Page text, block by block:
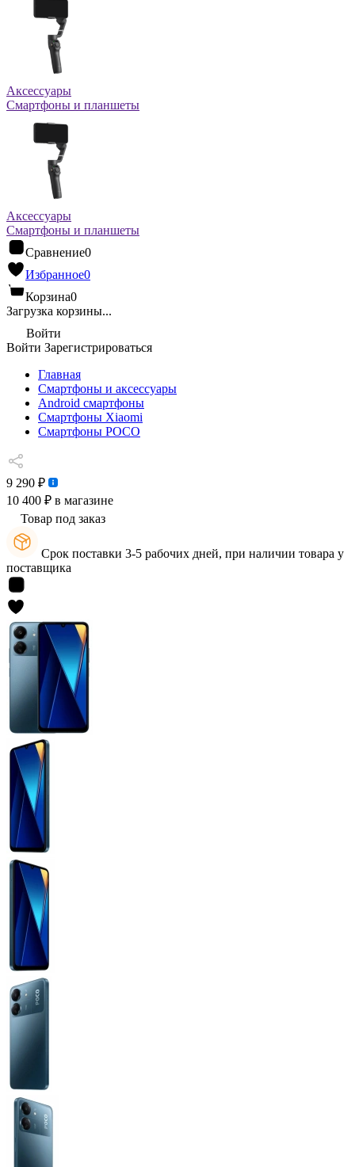
Аксессуары
Смартфоны и планшеты
Аксессуары
Смартфоны и планшеты
Сравнение0
Избранное0
Корзина0
Загрузка корзины...
Войти
Войти Зарегистрироваться
Главная
Смартфоны и аксессуары
Android cмартфоны
Смартфоны Xiaomi
Смартфоны POCO
9 290 ₽
10 400 ₽ в магазине
Товар под заказ
Срок поставки 3-5 рабочих дней, при наличии товара у
поставщика